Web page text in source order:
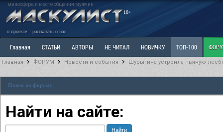
маносфера и место общения мужчин
18+
о проекте рассказать о нас
Главная СТАТЬИ АВТОРЫ НЕ ЧИТАЛ НОВИЧКУ ТОП-100
Ветка: Наболевшее. Выскажись!
РАЗДЕЛ: Разное
Главная ФОРУМ Новости и события Шурыгина устроила пьяную
Поиск по форуму
Найти на сайте: